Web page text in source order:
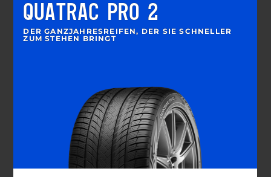
QUATRAC PRO 2
DER GANZJAHRESREIFEN, DER SIE SCHNELLER
ZUM STEHEN BRINGT